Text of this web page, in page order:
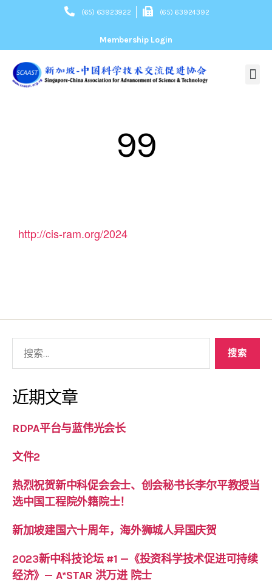
(65) 63923922 (65) 63924392
Membership Login
99
http://cis-ram.org/2024
近期文章
RDPA平台与蓝伟光会长
文件2
热烈祝贺新中科促会会士、创会秘书长李尔平教授当
选中国工程院外籍院士！
新加坡建国六十周年，海外狮城人异国庆贺
2023新中科技论坛 #1 —《投资科学技术促进可持续
经济》— A*STAR 洪万进 院士